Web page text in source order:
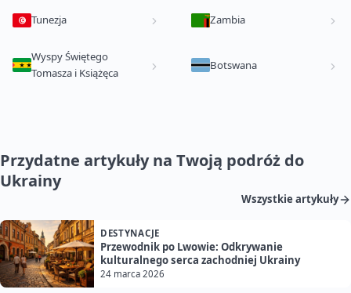
Tunezja Zambia
Wyspy Świętego
Tomasza i Książęca
Botswana
Przydatne artykuły na Twoją podróż do
Ukrainy
Wszystkie artykuły
DESTYNACJE
Przewodnik po Lwowie: Odkrywanie
kulturalnego serca zachodniej Ukrainy
24 marca 2026